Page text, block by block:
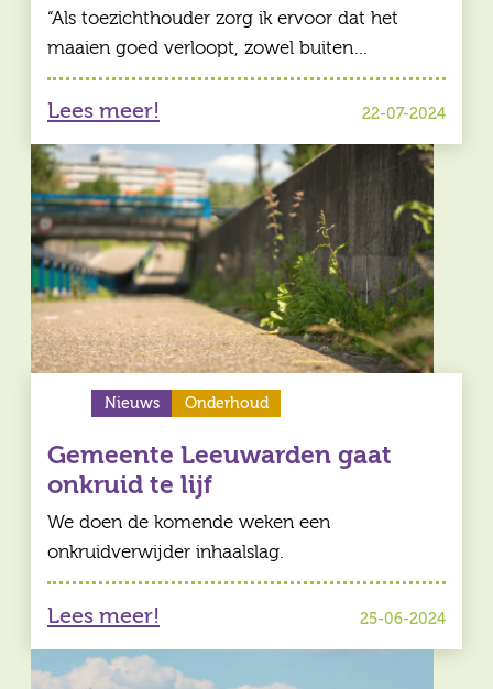
“Als toezichthouder zorg ik ervoor dat het
maaien goed verloopt, zowel buiten…
Lees meer! 22-07-2024
Nieuws Onderhoud
Gemeente Leeuwarden gaat
onkruid te lijf
We doen de komende weken een
onkruidverwijder inhaalslag.
Lees meer! 25-06-2024